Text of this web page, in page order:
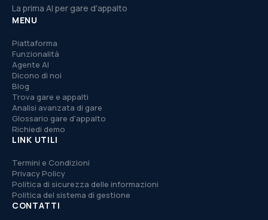
La prima AI per gare d'appalto
MENU
Piattaforma
Funzionalità
Agente AI
Dicono di noi
Blog
Trova gare e appalti
Analisi avanzata di gare
Glossario gare d'appalto
Richiedi demo
LINK UTILI
Termini e Condizioni
Privacy Policy
Politica di sicurezza delle informazioni
Politica del sistema di gestione
CONTATTI